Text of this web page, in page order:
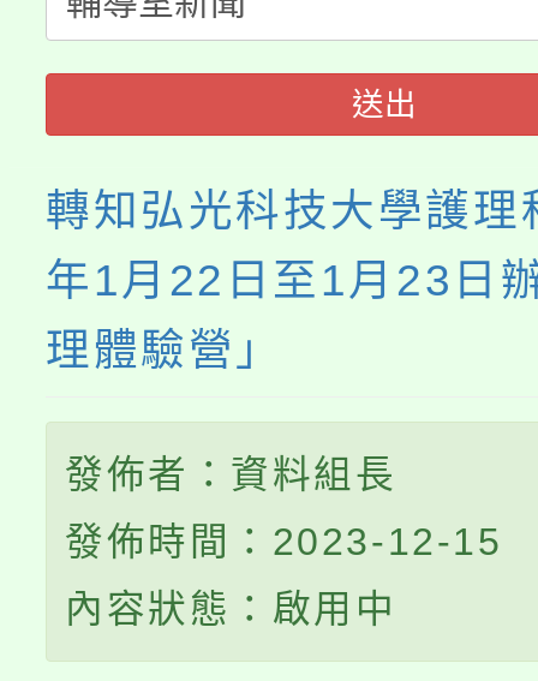
《TA101》溝通分析基
程，歡迎學生輔導中心
系所師生報名參加。
送出
轉知弘光科技大學護
年1月22日至1月23日
理體驗營」
發佈者：資料組長
發佈時間：2023-12-15
內容狀態：啟用中